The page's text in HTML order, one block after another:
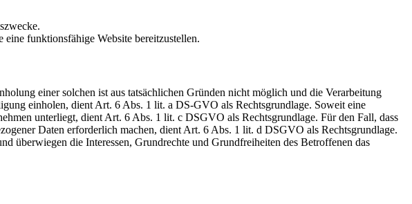
funktionsfähige Website bereitzustellen.
einer solchen ist aus tatsächlichen Gründen nicht möglich und die Verarbeitung
einholen, dient Art. 6 Abs. 1 lit. a DS-GVO als Rechtsgrundlage. Soweit eine
unterliegt, dient Art. 6 Abs. 1 lit. c DSGVO als Rechtsgrundlage. Für den Fall, dass
Daten erforderlich machen, dient Art. 6 Abs. 1 lit. d DSGVO als Rechtsgrundlage.
überwiegen die Interessen, Grundrechte und Grundfreiheiten des Betroffenen das